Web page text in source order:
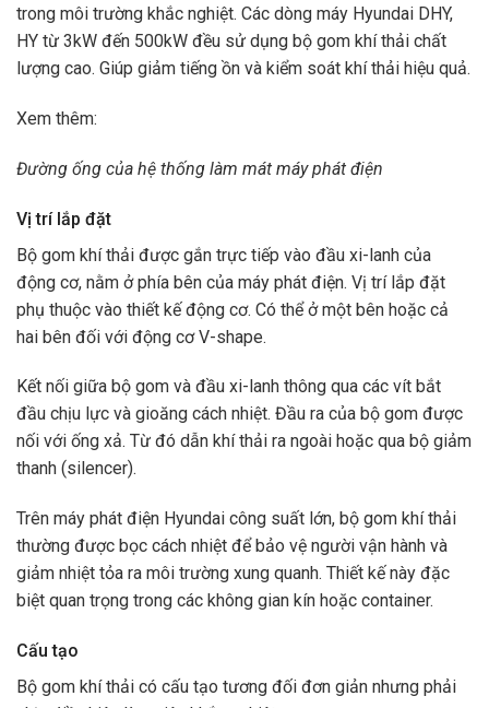
trong môi trường khắc nghiệt. Các dòng máy Hyundai DHY,
HY từ 3kW đến 500kW đều sử dụng bộ gom khí thải chất
lượng cao. Giúp giảm tiếng ồn và kiểm soát khí thải hiệu quả.
Xem thêm:
Đường ống của hệ thống làm mát máy phát điện
Vị trí lắp đặt
Bộ gom khí thải được gắn trực tiếp vào đầu xi-lanh của
động cơ, nằm ở phía bên của máy phát điện. Vị trí lắp đặt
phụ thuộc vào thiết kế động cơ. Có thể ở một bên hoặc cả
hai bên đối với động cơ V-shape.
Kết nối giữa bộ gom và đầu xi-lanh thông qua các vít bắt
đầu chịu lực và gioăng cách nhiệt. Đầu ra của bộ gom được
nối với ống xả. Từ đó dẫn khí thải ra ngoài hoặc qua bộ giảm
thanh (silencer).
Trên máy phát điện Hyundai công suất lớn, bộ gom khí thải
thường được bọc cách nhiệt để bảo vệ người vận hành và
giảm nhiệt tỏa ra môi trường xung quanh. Thiết kế này đặc
biệt quan trọng trong các không gian kín hoặc container.
Cấu tạo
Bộ gom khí thải có cấu tạo tương đối đơn giản nhưng phải